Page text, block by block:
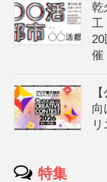
乾
工
催
向
特集